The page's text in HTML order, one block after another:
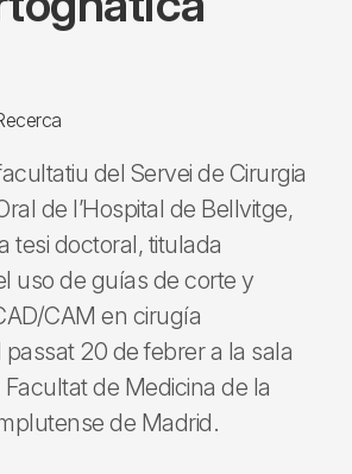
del Servei de Cirurgia
de l’Hospital de Bellvitge,
tesi doctoral, titulada
uso de guías de corte y
CAM en cirugía
passat 20 de febrer a la sala
de Medicina de la
de Madrid.